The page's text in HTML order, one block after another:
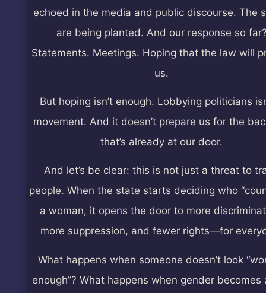
echoed in the media and public discourse. The
are being planted. And our response so
Statements. Meetings. Hoping that the law will
us.
But hoping isn’t enough. Lobbying politicians
movement. And it doesn’t prepare us for the
that’s already at our door.
And let’s be clear: this is not just a threat to
people. When the state starts deciding who
a woman, it opens the door to more
more suppression, and fewer rights—for
What happens when someone doesn’t look
enough”? What happens when gender becomes